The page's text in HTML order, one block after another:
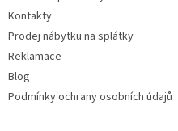
Kontakty
Prodej nábytku na splátky
Reklamace
Blog
Podmínky ochrany osobních údajů